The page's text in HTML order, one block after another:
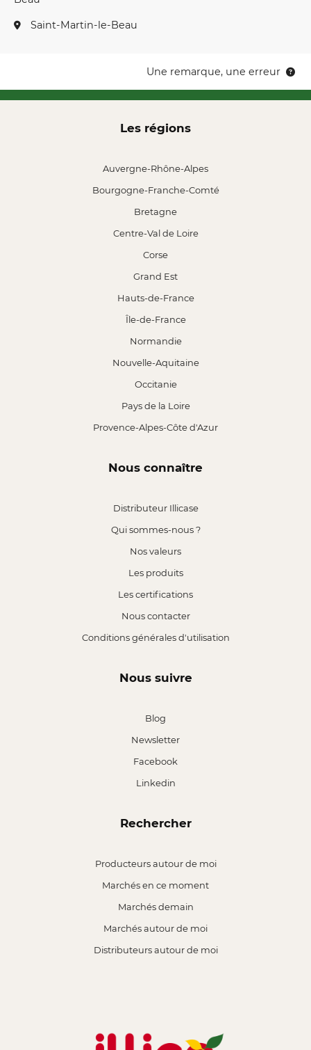
Saint-Martin-le-Beau
Une remarque, une erreur
Les régions
Auvergne-Rhône-Alpes
Bourgogne-Franche-Comté
Bretagne
Centre-Val de Loire
Corse
Grand Est
Hauts-de-France
Île-de-France
Normandie
Nouvelle-Aquitaine
Occitanie
Pays de la Loire
Provence-Alpes-Côte d'Azur
Nous connaître
Distributeur Illicase
Qui sommes-nous ?
Nos valeurs
Les produits
Les certifications
Nous contacter
Conditions générales d'utilisation
Nous suivre
Blog
Newsletter
Facebook
Linkedin
Rechercher
Producteurs autour de moi
Marchés en ce moment
Marchés demain
Marchés autour de moi
Distributeurs autour de moi